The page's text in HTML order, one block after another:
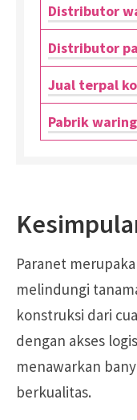
Distributor
Distributor
Jual terpal
Pabrik
Paranet
melindungi
konstruksi dari
dengan akses
menawarkan
berkualitas.